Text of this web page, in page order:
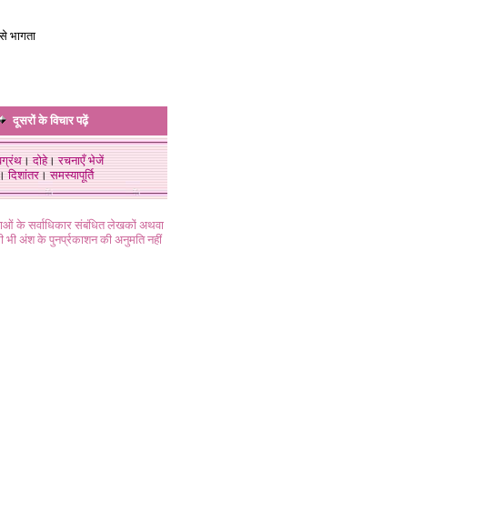
भागता
दूसरों के विचारपढ़ें
।दोहे।रचनाएँ भेजें
दिशांतर। समस्यापूर्ति
के सर्वाधिकार संबंधित लेखकों अथवा
अंश के पुनर्प्रकाशन की अनुमति नहीं